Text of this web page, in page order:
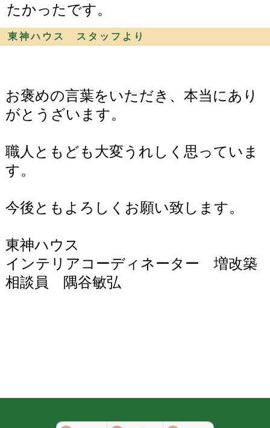
たかったです。
東神ハウス スタッフより
お褒めの言葉をいただき、本当にあり
がとうざいます。
職人ともども大変うれしく思っていま
す。
今後ともよろしくお願い致します。
東神ハウス
インテリアコーディネーター 増改築
相談員 隅谷敏弘